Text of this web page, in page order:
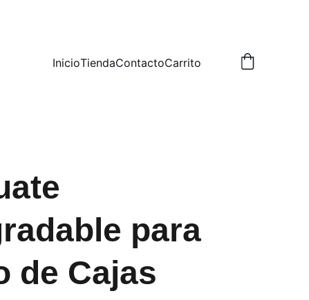
InicioTiendaContactoCarrito
para
de Cajas